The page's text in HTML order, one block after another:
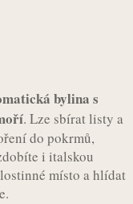
bylina s
. Lze sbírat listy a
do pokrmů,
i italskou
místo a hlídat